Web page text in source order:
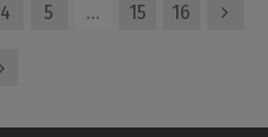
4 5 … 15 16